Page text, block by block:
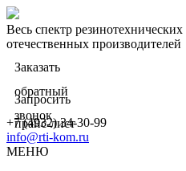
Весь спектр
отечественных производителей
Заказать
обратный
звонок
Запросить
прайс-лист
+7 (4932) 34-30-99
info@rti-kom.ru
МЕНЮ